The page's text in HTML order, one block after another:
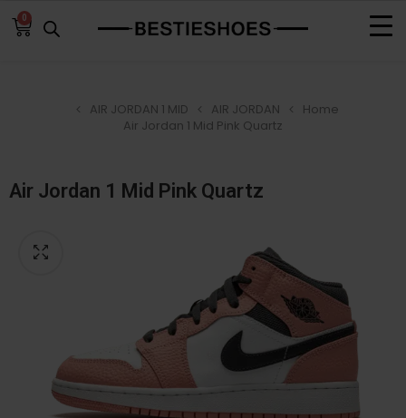
0
Home
AIR JORDAN
AIR JORDAN 1 MID
Air Jordan 1 Mid Pink Quartz
Air Jordan 1 Mid Pink Quartz